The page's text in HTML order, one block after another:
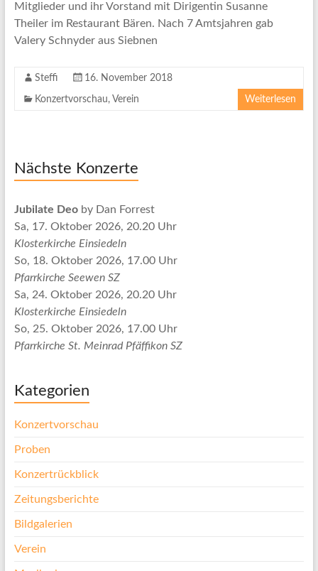
Mitglieder und ihr Vorstand mit Dirigentin Susanne
Theiler im Restaurant Bären. Nach 7 Amtsjahren gab
Valery Schnyder aus Siebnen
Steffi 16. November 2018
Konzertvorschau, Verein Weiterlesen
Nächste Konzerte
Jubilate Deoby Dan Forrest
Sa, 17. Oktober 2026, 20.20 Uhr
Klosterkirche Einsiedeln
So, 18. Oktober 2026, 17.00 Uhr
Pfarrkirche Seewen SZ
Sa, 24. Oktober 2026, 20.20 Uhr
Klosterkirche Einsiedeln
So, 25. Oktober 2026, 17.00 Uhr
Pfarrkirche St. Meinrad Pfäffikon SZ
Kategorien
Konzertvorschau
Proben
Konzertrückblick
Zeitungsberichte
Bildgalerien
Verein